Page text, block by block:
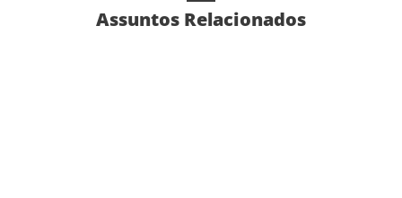
Assuntos Relacionados